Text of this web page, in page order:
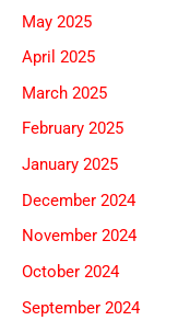
May 2025
April 2025
March 2025
February 2025
January 2025
December 2024
November 2024
October 2024
September 2024